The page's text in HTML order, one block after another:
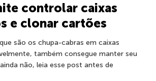
controlar caixas
e clonar cartões
são os chupa-cabras em caixas
também consegue manter seu
não, leia esse post antes de